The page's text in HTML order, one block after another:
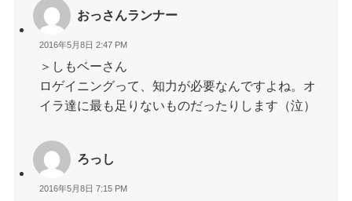
おっさんランナー
2016年5月8日 2:47 PM
＞しもベーさん
ロゲイニングって、知力が必要なんですよね。オ
イラ達に最も足りないものだったりします（泣）
ろっし
2016年5月8日 7:15 PM